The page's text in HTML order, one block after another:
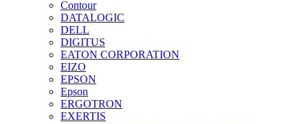
Contour
DATALOGIC
DELL
DIGITUS
EATON CORPORATION
EIZO
EPSON
Epson
ERGOTRON
EXERTIS